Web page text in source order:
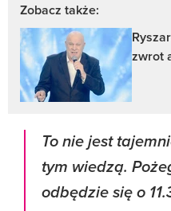
Zobacz także:
zwrot
To nie jest
tym wiedzą.
odbędzie się o